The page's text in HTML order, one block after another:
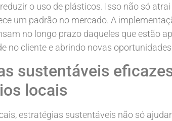
o uso de plásticos. Isso não só
um padrão no mercado. A
no longo prazo daqueles que estão
no cliente e abrindo novas
sustentáveis
locais
estratégias sustentáveis não só